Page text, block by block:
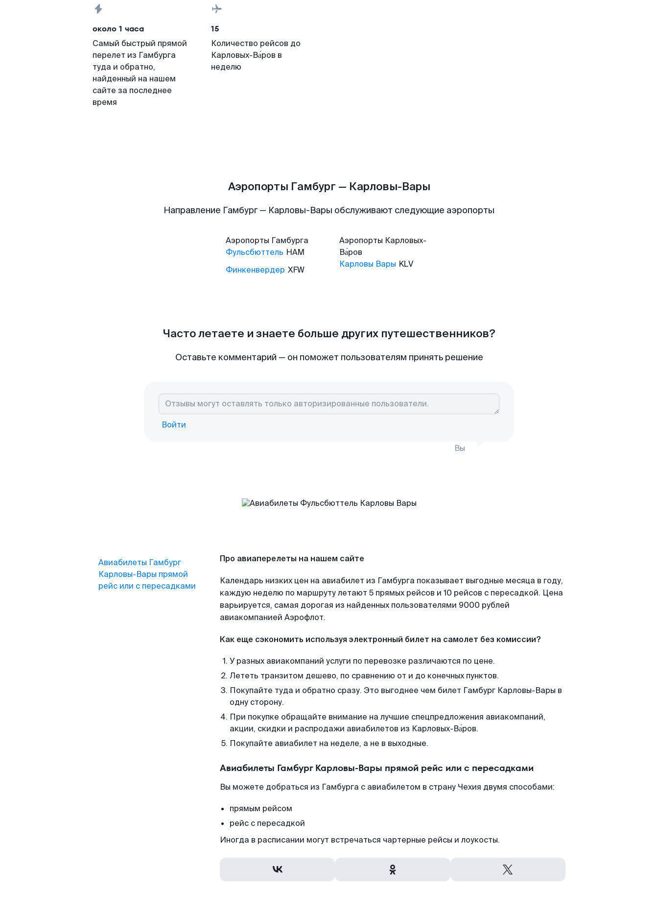
около 1 часа
Самый быстрый прямой
перелет из Гамбурга
туда и обратно,
найденный на нашем
сайте за последнее
время
15
Количество рейсов до
Карловых-Ва́ров в
неделю
Аэропорты Гамбург — Карловы-Вары
Направление Гамбург — Карловы-Вары обслуживают следующие аэропорты
Аэропорты Гамбурга
Фульсбюттель HAM
Финкенвердер XFW
Аэропорты Карловых-
Ва́ров
Карловы Вары KLV
Часто летаете и знаете больше других путешественников?
Оставьте комментарий — он поможет пользователям принять решение
Войти
Вы
Авиабилеты Гамбург
Карловы-Вары прямой
рейс или с пересадками
Про авиаперелеты на нашем сайте
Календарь низких цен на авиабилет из Гамбурга показывает выгодные месяца в году,
каждую неделю по маршруту летают 5 прямых рейсов и 10 рейсов с пересадкой. Цена
варьируется, самая дорогая из найденных пользователями 9000 рублей
авиакомпанией Аэрофлот.
Как еще сэкономить используя электронный билет на самолет без комиссии?
У разных авиакомпаний услуги по перевозке различаются по цене.
Лететь транзитом дешево, по сравнению от и до конечных пунктов.
Покупайте туда и обратно сразу. Это выгоднее чем билет Гамбург Карловы-Вары в
одну сторону.
При покупке обращайте внимание на лучшие спецпредложения авиакомпаний,
акции, скидки и распродажи авиабилетов из Карловых-Ва́ров.
Покупайте авиабилет на неделе, а не в выходные.
Авиабилеты Гамбург Карловы-Вары прямой рейс или с пересадками
Вы можете добраться из Гамбурга с авиабилетом в страну Чехия двумя способами:
прямым рейсом
рейс с пересадкой
Иногда в расписании могут встречаться чартерные рейсы и лоукосты.